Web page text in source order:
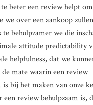
beter een review helpt
we over een aankoop zullen
te behulpzamer we die
attitude predictability
helpfulness, dat we
mate waarin een review
is bij het maken van onze
een review behulpzaam is,